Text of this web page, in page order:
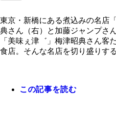
東京・新橋にある煮込みの名店
典さん（右）と加藤ジャンプさ
「美味ぇ津゛」梅津昭典さん客
食店。そんな名店を切り盛りす
この記事を読む